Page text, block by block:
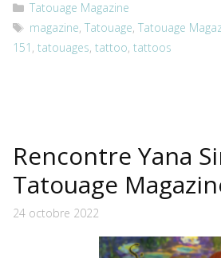
Catégories
Tatouage Magazine
Étiquettes
magazine,Tatouage,Tatouage
151 , tatouages, tattoo, tattoos
Rencontre Yana
Tatouage
24 octobre 2022